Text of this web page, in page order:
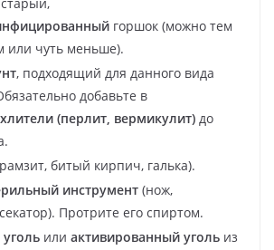
горшок (можно тем
или чуть меньше).
, подходящий для данного вида
добавьте в
(перлит, вермикулит) до
битый кирпич, галька).
инструмент (нож,
Протрите его спиртом.
или активированный уголь из